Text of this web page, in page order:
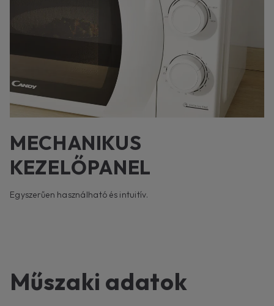
MECHANIKUS
KEZELŐPANEL
Egyszerűen használható és intuitív.
Műszaki adatok